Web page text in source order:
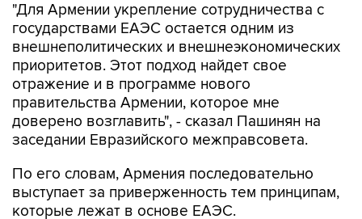
"Для Армении укрепление сотрудничества с
государствами ЕАЭС остается одним из
внешнеполитических и внешнеэкономических
приоритетов. Этот подход найдет свое
отражение и в программе нового
правительства Армении, которое мне
доверено возглавить", - сказал Пашинян на
заседании Евразийского межправсовета.
По его словам, Армения последовательно
выступает за приверженность тем принципам,
которые лежат в основе ЕАЭС.